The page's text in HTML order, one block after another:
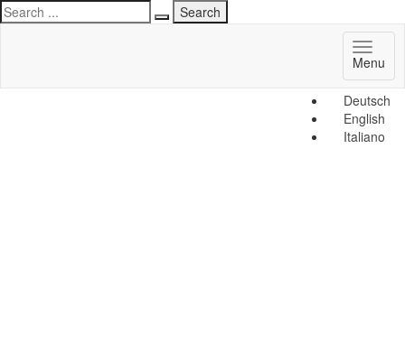
Deutsch
English
Italiano
Menu